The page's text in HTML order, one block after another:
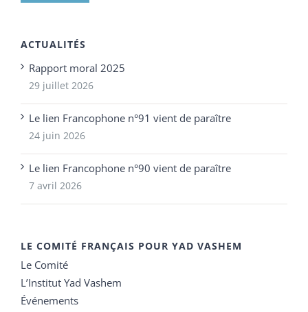
ACTUALITÉS
Rapport moral 2025
29 juillet 2026
Le lien Francophone n°91 vient de paraître
24 juin 2026
Le lien Francophone n°90 vient de paraître
7 avril 2026
LE COMITÉ FRANÇAIS POUR YAD VASHEM
Le Comité
L’Institut Yad Vashem
Événements